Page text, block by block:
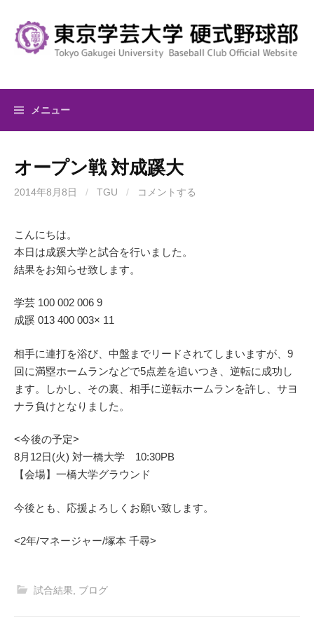
キ
メニュー
オープン戦 対成蹊大
2014年8月8日 / TGU / コメントする
こんにちは。
本日は成蹊大学と試合を行いました。
結果をお知らせ致します。
学芸 100 002 006 9
成蹊 013 400 003× 11
相手に連打を浴び、中盤までリードされてしまいますが、9
回に満塁ホームランなどで5点差を追いつき、逆転に成功し
ます。しかし、その裏、相手に逆転ホームランを許し、サヨ
ナラ負けとなりました。
<今後の予定>
8月12日(火) 対一橋大学 10:30PB
【会場】一橋大学グラウンド
今後とも、応援よろしくお願い致します。
<2年/マネージャー/塚本 千尋>
試合結果 ブログ